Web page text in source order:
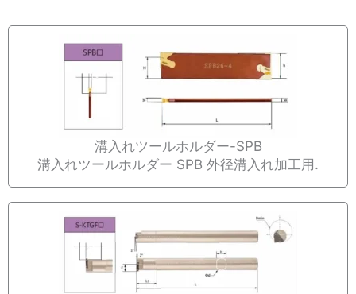
溝入れツールホルダー-SPB
溝入れツールホルダー SPB 外径溝入れ加工用.